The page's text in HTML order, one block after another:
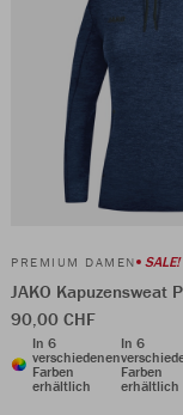
PREMIUM DAMEN SALE!
JAKO Kapuzensweat
90,00 CHF
In 6
verschiedenen
Farben
erhältlich
In 6
Farben
erhältlich